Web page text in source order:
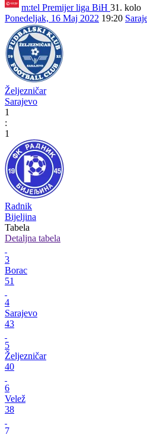
m:tel Premijer liga BiH 31. kolo
Ponedeljak, 16 Maj 2022 19:20
Željezničar
Sarajevo
1
:
1
Radnik
Bijeljina
Tabela
Detaljna tabela
3
Borac
51
4
Sarajevo
43
5
Željezničar
40
6
Velež
38
7